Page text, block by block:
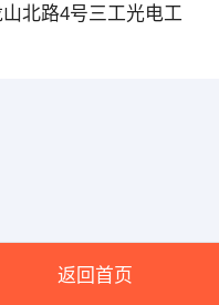
北路4号三工光电工
返回首页